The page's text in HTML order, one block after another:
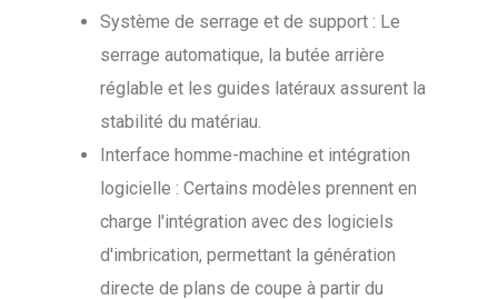
Système de serrage et de support : Le
serrage automatique, la butée arrière
réglable et les guides latéraux assurent la
stabilité du matériau.
Interface homme-machine et intégration
logicielle : Certains modèles prennent en
charge l'intégration avec des logiciels
d'imbrication, permettant la génération
directe de plans de coupe à partir du